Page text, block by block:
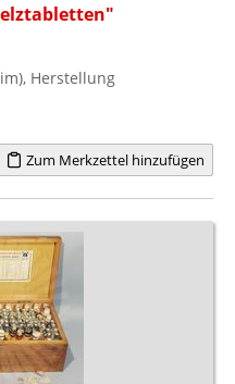
Herstellung
Zum Merkzettel hinzufügen